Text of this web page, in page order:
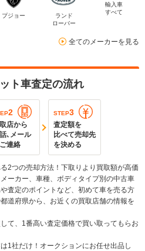
プジョー
ランド
ローバー
輸入車
すべて
全てのメーカーを見る
ト車査定の流れ
2
店から
､メール
連絡
STEP3
査定額を
比べて売却先
を決める
2つの売却方法！下取りより買取額が高価
ーカー、車種、ボディタイプ別の中古車
査定のポイントなど、初めて車を売る方
道府県から、お近くの買取店舗の情報を
て、1番高い査定価格で買い取ってもらお
1社だけ！オークションにお任せ出品し